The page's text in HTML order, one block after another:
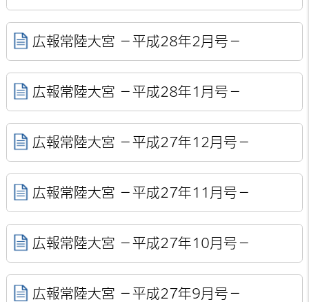
広報常陸大宮 －平成28年2月号－
広報常陸大宮 －平成28年1月号－
広報常陸大宮 －平成27年12月号－
広報常陸大宮 －平成27年11月号－
広報常陸大宮 －平成27年10月号－
広報常陸大宮 －平成27年9月号－